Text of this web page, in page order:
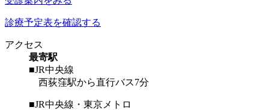
診療予定表を確認する
アクセス
最寄駅
■JR中央線
西荻窪駅から直行バス7分
■JR中央線・東京メトロ